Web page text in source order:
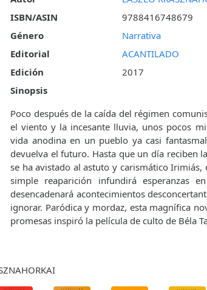
ISBN/ASIN
9788416748679
Género
Narrativa
Editorial
ACANTILADO
Edición
2017
Sinopsis
Poco después de la caída del régimen
el viento y la incesante lluvia, unos pocos
vida anodina en un pueblo ya casi
devuelva el futuro. Hasta que un día reciben
se ha avistado al astuto y carismático
simple reaparición infundirá esperanzas
desencadenará acontecimientos
ignorar. Paródica y mordaz, esta magnífica
promesas inspiró la película de culto de Béla